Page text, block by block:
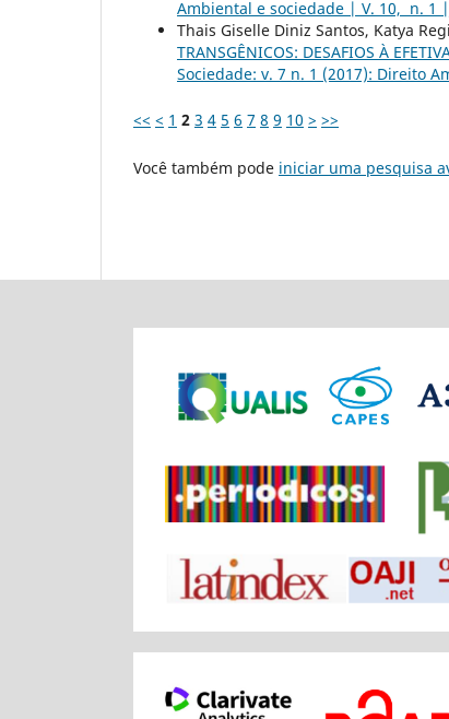
Ambiental e sociedade | V. 10, n. 1
Thais Giselle Diniz Santos, Katya
TRANSGÊNICOS: DESAFIOS À
Sociedade: v. 7 n. 1 (2017): Direito
<< < 1 2 3 4 5 6 7 8 9 10 > >>
Você também pode iniciar uma pesquisa